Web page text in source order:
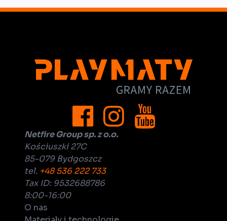
Netfire Group sp. z o.o.
Kościuszki 27C
85-079 Bydgoszcz
tel. +48 536 222 733
Tax ID: 9532688786
8:00-16:00
O nas